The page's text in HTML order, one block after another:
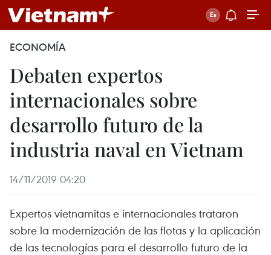
ECONOMÍA
Debaten expertos
internacionales sobre
desarrollo futuro de la
industria naval en Vietnam
14/11/2019 04:20
Expertos vietnamitas e internacionales trataron
sobre la modernización de las flotas y la aplicación
de las tecnologías para el desarrollo futuro de la